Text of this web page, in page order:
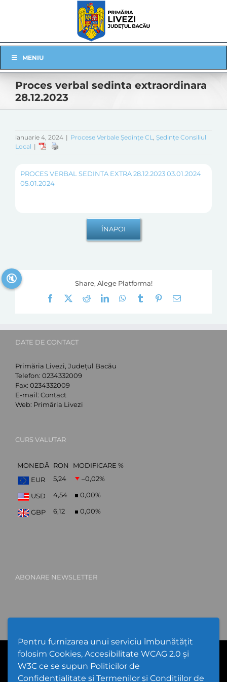
Pentru furnizarea unui serviciu îmbunătățit
folosim Cookies, Accesibilitate WCAG 2.0 și
W3C ce se supun Politicilor de
Confidențialitate și Termenilor și Condițiilor de
Navigation
MENIU
Proces verbal sedinta extraordinara
28.12.2023
ianuarie 4, 2024 | Procese Verbale Ședințe CL, Ședințe Consiliul
Local |
PROCES VERBAL SEDINTA EXTRA 28.12.2023 03.01.2024
05.01.2024
Share, Alege Platforma!
Facebook
RedditLinkedInWhatsApp
Tumblr Pinterest
E-
DATE DE CONTACT
Primăria Livezi, Județul Bacău
Telefon: 0234332009
Fax: 0234332009
E-mail: Contact
Web: Primăria Livezi
CURS VALUTAR
MONEDĂ RON
MODIFICARE %
EUR
5,24 –0,02%
USD 4,54 0,00%
GBP 6,12 0,00%
ABONARE NEWSLETTER
PPW @2026 |Hartă Website|Setări Cookies și Accesibilitate
Politică de utilizare Cookies|Politică de confidențialitate website
Termeni și condiții de utilizare a site-ului
🔇